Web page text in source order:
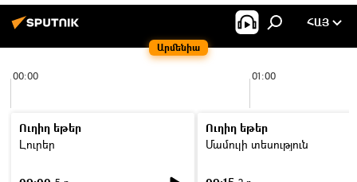
Արմենիա
ՀԱՅ
00:00 01:00
Ուղիղ եթեր
Լուրեր
Ուղիղ եթեր
Մամուլի տեսություն